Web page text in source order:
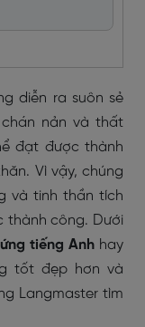
diễn ra suôn sẻ
nản và thất
đạt được thành
Vì vậy, chúng
và tinh thần tích
thành công. Dưới
tiếng Anhhay
tốt đẹp hơn và
Langmaster tìm